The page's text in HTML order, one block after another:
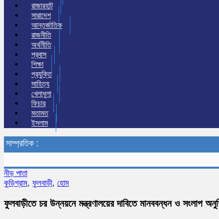
রাজারহাট
সারাদেশ
আন্তর্জাতিক
রাজনীতি
অর্থনীতি
প্রবাস
শিক্ষা
প্রযুক্তি
সাহিত্য
খেলাধুলা
ফিচার
মতামত
ইসলাম
সাম্প্রতিক :
নীড় পাতা
কুড়িগ্রাম, ফুলবাড়ী, হোম
ফুলবাড়ীতে চর উন্নয়নে মন্ত্রণালয়ের দাবিতে মানববন্ধন ও সংলাপ